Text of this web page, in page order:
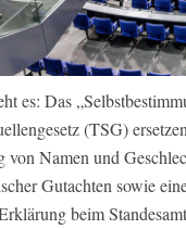
es: Das
(TSG)
von Namen und
Gutachten sowie
beim